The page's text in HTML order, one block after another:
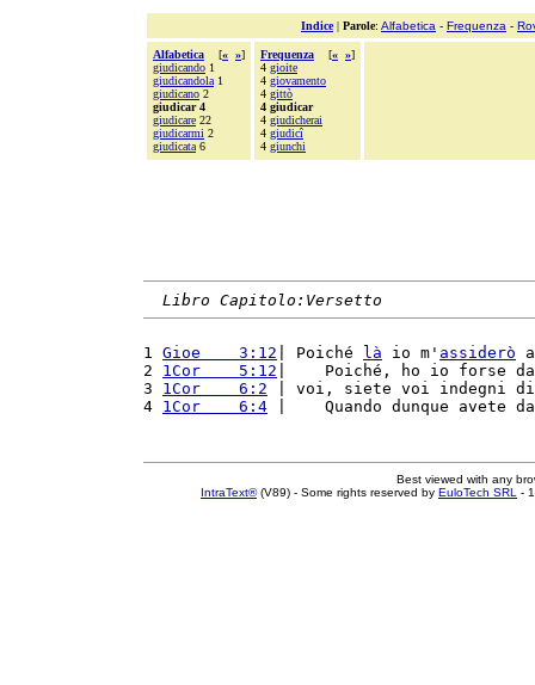
Indice| Parole: Alfabetica - Frequenza -
Alfabetica [« »]
giudicando 1
giudicandola 1
giudicano 2
giudicar 4
giudicare 22
giudicarmi 2
giudicata 6
Frequenza [« »]
4 gioite
4 giovamento
4 gittò
4 giudicar
4 giudicherai
4 giudicî
4 giunchi
Libro Capitolo:Versetto
1 Gioe    3:12 | Poiché là io m' assiderò
2 1Cor    5:12 |    Poiché, ho io forse
3 1Cor    6:2 | voi, siete voi indegni
4 1Cor    6:4 |    Quando dunque avete
Best viewed with any
IntraText®(V89) - Some rights reserved by EuloTech SRL -